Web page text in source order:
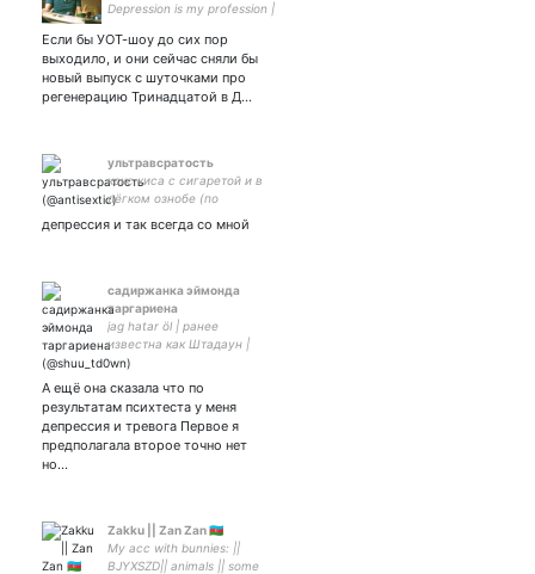
Depression is my profession |
| #JenniferLawrence |
#HIMYM | #AoS | #Sherlock |
#2014 | Автор своих
мыслей
Если бы УОТ-шоу до сих пор
выходило, и они сейчас сняли бы
новый выпуск с шуточками про
регенерацию Тринадцатой в Д…
ультравсратость
кскс киса с сигаретой и в
лёгком ознобе (по
сеньора) 💔❤️‍🩹❤️
депрессия и так всегда со мной
садиржанка эймонда
таргариена
jag hatar öl | ранее
известна как Штадаун |
ищу работу ретвитьте
СПИД-ЦЕНТРУ
А ещё она сказала что по
результатам психтеста у меня
депрессия и тревога Первое я
предполагала второе точно нет
но…
Zakku || Zan Zan 🇦🇿
My acc with bunnies: ||
BJYXSZD|| animals || some